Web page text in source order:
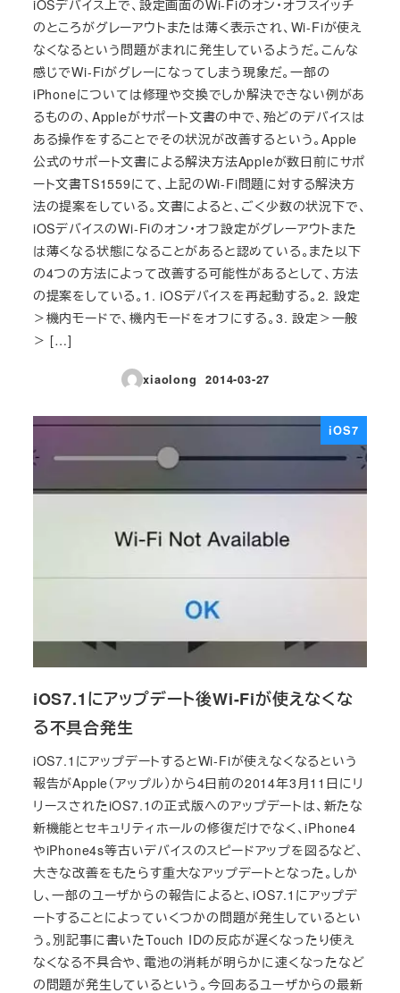
iOSデバイス上で、設定画面のWi-Fiのオン・オフスイッチ
のところがグレーアウトまたは薄く表示され、Wi-Fiが使え
なくなるという問題がまれに発生しているようだ。こんな
感じでWi-Fiがグレーになってしまう現象だ。一部の
iPhoneについては修理や交換でしか解決できない例があ
るものの、Appleがサポート文書の中で、殆どのデバイスは
ある操作をすることでその状況が改善するという。Apple
公式のサポート文書による解決方法Appleが数日前にサポ
ート文書TS1559にて、上記のWi-Fi問題に対する解決方
法の提案をしている。文書によると、ごく少数の状況下で、
iOSデバイスのWi-Fiのオン・オフ設定がグレーアウトまた
は薄くなる状態になることがあると認めている。また以下
の4つの方法によって改善する可能性があるとして、方法
の提案をしている。1. iOSデバイスを再起動する。2. 設定
＞機内モードで、機内モードをオフにする。3. 設定＞一般
＞ […]
xiaolong
投稿日
2014-03-27
iOS7
iOS7.1にアップデート後Wi-Fiが使えなくな
る不具合発生
iOS7.1にアップデートするとWi-Fiが使えなくなるという
報告がApple（アップル）から4日前の2014年3月11日にリ
リースされたiOS7.1の正式版へのアップデートは、新たな
新機能とセキュリティホールの修復だけでなく、iPhone4
やiPhone4s等古いデバイスのスピードアップを図るなど、
大きな改善をもたらす重大なアップデートとなった。しか
し、一部のユーザからの報告によると、iOS7.1にアップデ
ートすることによっていくつかの問題が発生しているとい
う。別記事に書いたTouch IDの反応が遅くなったり使え
なくなる不具合や、電池の消耗が明らかに速くなったなど
の問題が発生しているという。今回あるユーザからの最新